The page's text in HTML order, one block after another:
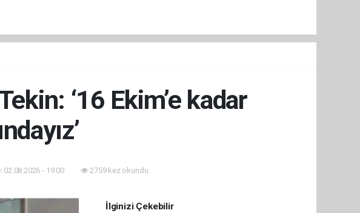
‘16 Ekim’e kadar
02.08.2026 - 19:00 2759 kez okundu.
İlginizi Çekebilir